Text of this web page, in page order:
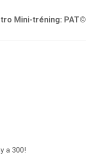
Mini-tréning: PAT©
a 300!